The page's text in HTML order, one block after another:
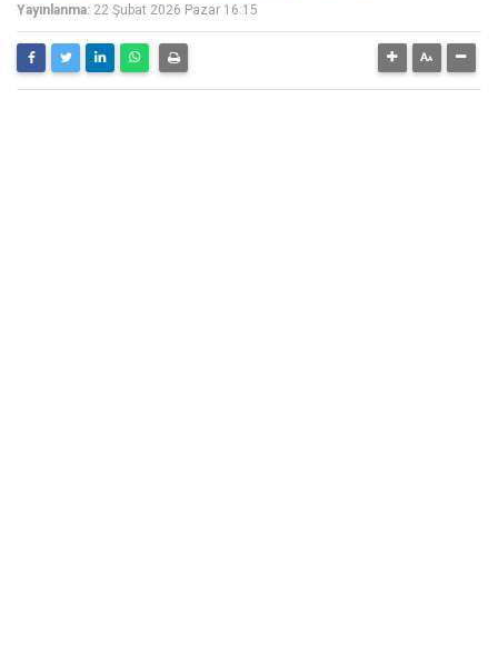
Yayınlanma: 22 Şubat 2026 Pazar 16:15